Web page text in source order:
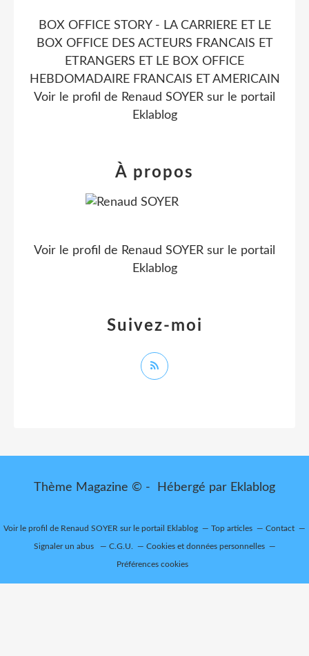
BOX OFFICE STORY - LA CARRIERE ET LE
BOX OFFICE DES ACTEURS FRANCAIS ET
ETRANGERS ET LE BOX OFFICE
HEBDOMADAIRE FRANCAIS ET AMERICAIN
Voir le profil de Renaud SOYER sur le portail
Eklablog
Suivez-moi
À propos
Voir le profil de Renaud SOYER sur le portail
Eklablog
Thème Magazine © - Hébergé par Eklablog
Voir le profil de Renaud SOYER sur le portail Eklablog Top articles Contact
Signaler un abus C.G.U. Cookies et données personnelles
Préférences cookies